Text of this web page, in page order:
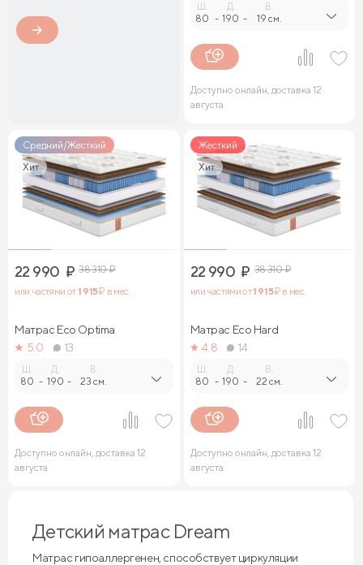
80 -
Д.
190 -
В.
19 см.
Доступно онлайн, доставка 12
августа
Средний/Жесткий
Хит
22 990 ₽ 38 310₽
или частями от1 915₽ в мес.
Матрас Eco Optima
5.0
13
80 -
Д.
190 -
В.
23 см.
Доступно онлайн, доставка 12
августа
Жесткий
Хит
22 990 ₽ 38 310₽
или частями от1 915₽ в мес.
Матрас Eco Hard
4.8
14
80 -
Д.
190 -
В.
22 см.
Доступно онлайн, доставка 12
августа
Детский матрас Dream
Матрас гипоаллергенен, способствует циркуляции